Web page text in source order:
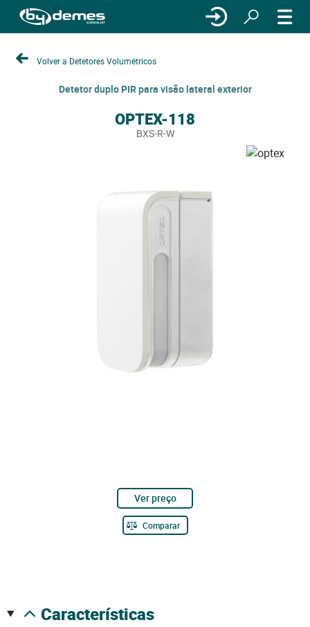
Volver a Detetores Volumétricos
Detetor duplo PIR para visão lateral exterior
OPTEX-118
BXS-R-W
Ver preço
Comparar
características